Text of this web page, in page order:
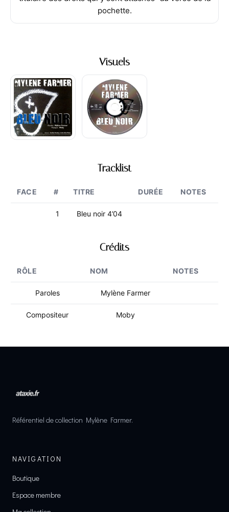
pochette.
Visuels
Tracklist
FACE # TITRE DURÉE NOTES
1 Bleu noir 4’04
Crédits
RÔLE NOM NOTES
Paroles Mylène Farmer
Compositeur Moby
Référentiel de collection Mylène Farmer.
NAVIGATION
Boutique
Espace membre